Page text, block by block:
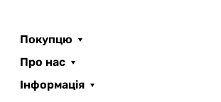
Покупцю
Про нас
Інформація